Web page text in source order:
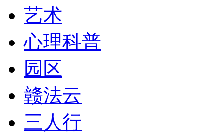
艺术
心理科普
园区
赣法云
三人行